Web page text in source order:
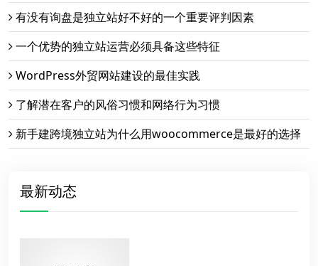
有没有询盘是独立站好不好的一个重要评判因素
一个优势的独立站运营必须具备这些特征
WordPress外贸网站建设的最佳实践
了解潜在客户的风俗习惯和网络行为习惯
新手建跨境独立站为什么用woocommerce是最好的选择
最新动态